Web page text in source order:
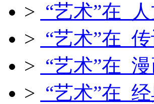
> “艺术”在
> “艺术”在
> “艺术”在
> “艺术”在